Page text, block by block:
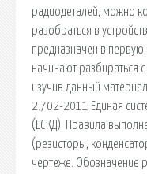
радиодеталей, можно
разобраться в
предназначен в
начинают разбираться
изучив данный
2.702-2011 Единая
(ЕСКД). Правила
(резисторы,
чертеже. Обозначение